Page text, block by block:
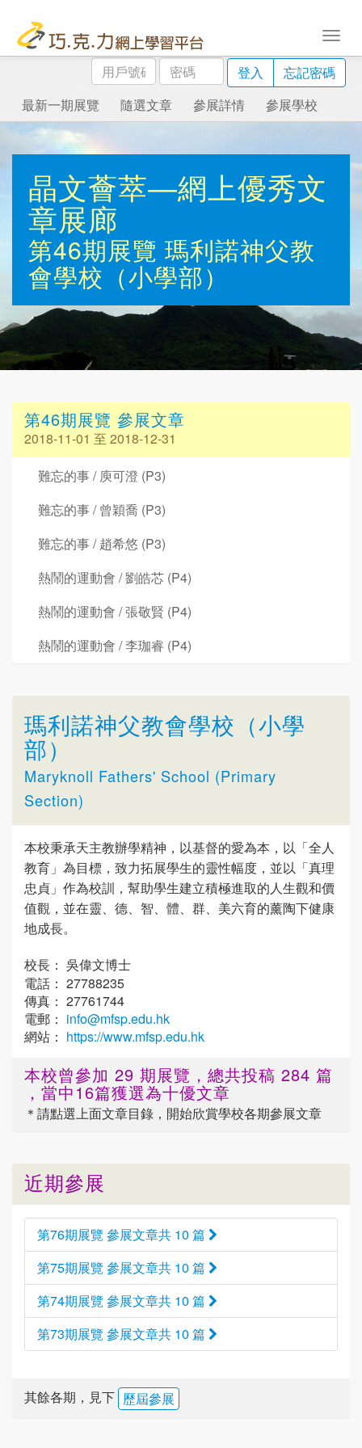
用
戶
號
碼
密
碼
登入
忘記密碼
最新一期展覽
隨選文章 參展詳情 參展學校
晶文薈萃—網上優秀文
章展廊
第46期展覽 瑪利諾神父教
會學校（小學部）
第46期展覽 參展文章
2018-11-01 至 2018-12-31
難忘的事 / 庾可澄 (P3)
難忘的事 / 曾穎喬 (P3)
難忘的事 / 趙希悠 (P3)
熱鬧的運動會 / 劉皓芯 (P4)
熱鬧的運動會 / 張敬賢 (P4)
熱鬧的運動會 / 李珈睿 (P4)
瑪利諾神父教會學校（小學
部）
Maryknoll Fathers' School (Primary
Section)
本校秉承天主教辦學精神，以基督的愛為本，以「全人
教育」為目標，致力拓展學生的靈性幅度，並以「真理
忠貞」作為校訓，幫助學生建立積極進取的人生觀和價
值觀，並在靈、德、智、體、群、美六育的薰陶下健康
地成長。
校長： 吳偉文博士
電話： 27788235
傳真： 27761744
電郵： info@mfsp.edu.hk
網站： https://www.mfsp.edu.hk
本校曾參加 29 期展覽，總共投稿 284 篇
，當中16篇獲選為十優文章
＊請點選上面文章目錄，開始欣賞學校各期參展文章
近期參展
第76期展覽 參展文章共 10 篇
第75期展覽 參展文章共 10 篇
第74期展覽 參展文章共 10 篇
第73期展覽 參展文章共 10 篇
其餘各期，見下 歷屆參展